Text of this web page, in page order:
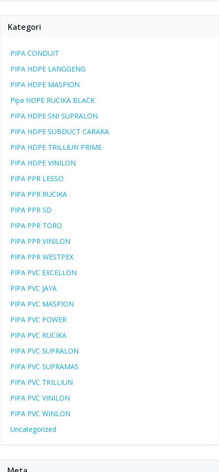
Kategori
PIPA CONDUIT
PIPA HDPE LANGGENG
PIPA HDPE MASPION
Pipa HDPE RUCIKA BLACK
PIPA HDPE SNI SUPRALON
PIPA HDPE SUBDUCT CARAKA
PIPA HDPE TRILLIUN PRIME
PIPA HDPE VINILON
PIPA PPR LESSO
PIPA PPR RUCIKA
PIPA PPR SD
PIPA PPR TORO
PIPA PPR VINILON
PIPA PPR WESTPEX
PIPA PVC EXCELLON
PIPA PVC JAYA
PIPA PVC MASPION
PIPA PVC POWER
PIPA PVC RUCIKA
PIPA PVC SUPRALON
PIPA PVC SUPRAMAS
PIPA PVC TRILLIUN
PIPA PVC VINILON
PIPA PVC WINLON
Uncategorized